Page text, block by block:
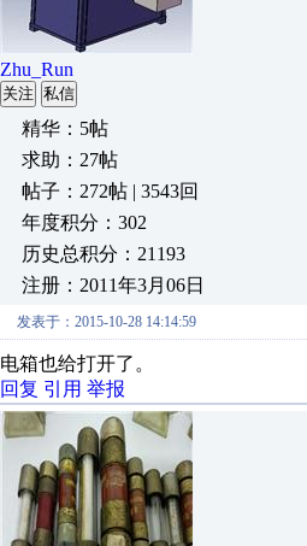
Zhu_Run
关注 私信
精华：5帖
求助：27帖
帖子：272帖 | 3543回
年度积分：302
历史总积分：21193
注册：2011年3月06日
发表于：2015-10-28 14:14:59
电箱也给打开了。
回复 引用 举报